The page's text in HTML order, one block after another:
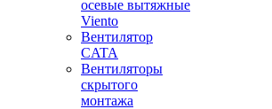
осевые вытяжные
Viento
Вентилятор
CATA
Вентиляторы
скрытого
монтажа